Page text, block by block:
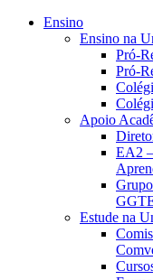
Ensino
Ensino na
Pró-
Pró-
Apoio
EA2
Estude na